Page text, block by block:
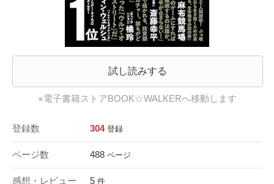
試し読みする
※電子書籍ストアBOOK☆WALKERへ移動します
登録数 304 登録
ページ数 488 ページ
感想・レビュー 5 件